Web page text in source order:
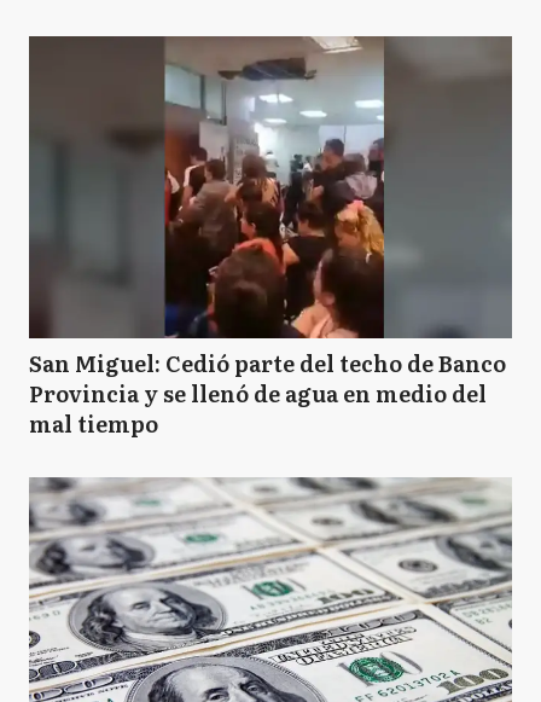
San Miguel: Cedió parte del techo de Banco
Provincia y se llenó de agua en medio del
mal tiempo